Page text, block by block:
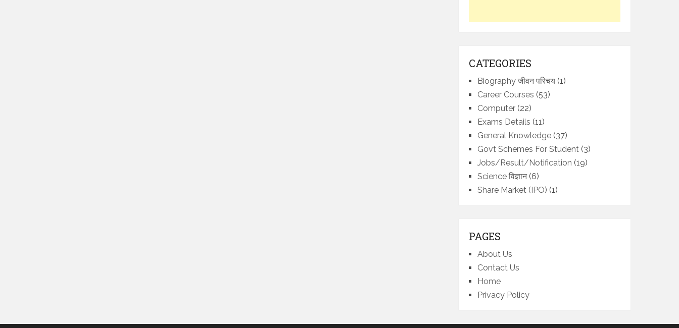
CATEGORIES
Biography जीवन परिचय (1)
Career Courses (53)
Computer (22)
Exams Details (11)
General Knowledge (37)
Govt Schemes For Student (3)
Jobs/Result/Notification (19)
Science विज्ञान(6)
Share Market (IPO) (1)
PAGES
About Us
Contact Us
Home
Privacy Policy